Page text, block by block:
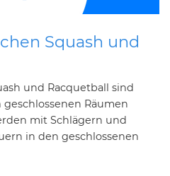
Squash und
und Racquetball sind
Räumen
mit Schlägern und
in den geschlossenen